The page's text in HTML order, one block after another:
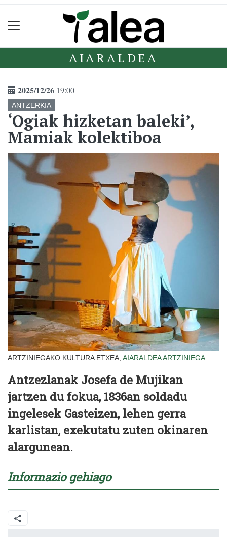
AIARALDEA
2025/12/26 19:00
ANTZERKIA
‘Ogiak hizketan baleki’,
Mamiak kolektiboa
ARTZINIEGAKO KULTURA ETXEA, AIARALDEAARTZINIEGA
Antzezlanak Josefa de Mujikan
jartzen du fokua, 1836an soldadu
ingelesek Gasteizen, lehen gerra
karlistan, exekutatu zuten okinaren
alargunean.
Informazio gehiago